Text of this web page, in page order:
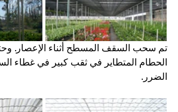
تم سحب السقف المسطح أثناء الإعصار.
الحطام المتطاير في ثقب كبير في غطاء
الضرر.